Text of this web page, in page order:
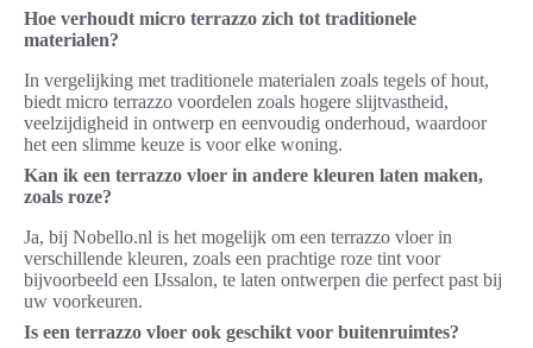
Hoe verhoudt micro terrazzo zich tot traditionele
materialen?
In vergelijking met traditionele materialen zoals tegels of hout,
biedt micro terrazzo voordelen zoals hogere slijtvastheid,
veelzijdigheid in ontwerp en eenvoudig onderhoud, waardoor
het een slimme keuze is voor elke woning.
Kan ik een terrazzo vloer in andere kleuren laten maken,
zoals roze?
Ja, bij Nobello.nl is het mogelijk om een terrazzo vloer in
verschillende kleuren, zoals een prachtige roze tint voor
bijvoorbeeld een IJssalon, te laten ontwerpen die perfect past bij
uw voorkeuren.
Is een terrazzo vloer ook geschikt voor buitenruimtes?